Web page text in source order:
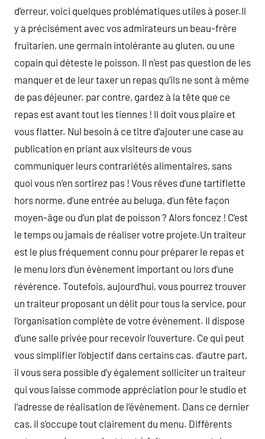
d’erreur, voici quelques problématiques utiles à poser.Il
y a précisément avec vos admirateurs un beau-frère
fruitarien, une germain intolérante au gluten, ou une
copain qui déteste le poisson. Il n’est pas question de les
manquer et de leur taxer un repas qu’ils ne sont à même
de pas déjeuner. par contre, gardez à la tête que ce
repas est avant tout les tiennes ! Il doit vous plaire et
vous flatter. Nul besoin à ce titre d’ajouter une case au
publication en priant aux visiteurs de vous
communiquer leurs contrariétés alimentaires, sans
quoi vous n’en sortirez pas ! Vous rêves d’une tartiflette
hors norme, d’une entrée au beluga, d’un fête façon
moyen-âge ou d’un plat de poisson ? Alors foncez ! C’est
le temps ou jamais de réaliser votre projete.Un traiteur
est le plus fréquement connu pour préparer le repas et
le menu lors d’un évènement important ou lors d’une
révérence. Toutefois, aujourd’hui, vous pourrez trouver
un traiteur proposant un délit pour tous la service, pour
l’organisation complète de votre évènement. Il dispose
d’une salle privée pour recevoir l’ouverture. Ce qui peut
vous simplifier l’objectif dans certains cas. d’autre part,
il vous sera possible d’y également solliciter un traiteur
qui vous laisse commode appréciation pour le studio et
l’adresse de réalisation de l’évènement. Dans ce dernier
cas, il s’occupe tout clairement du menu. Différents